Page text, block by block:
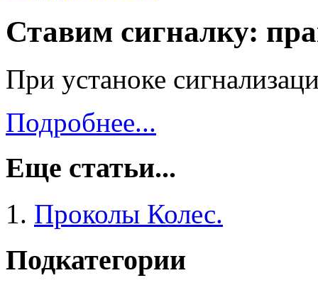
Ставим сигналку:
При устаноке
Подробнее...
Еще статьи...
Проколы Колес.
Подкатегории